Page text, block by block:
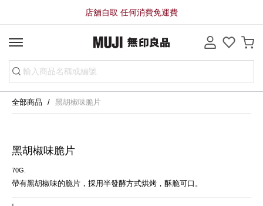
店舖自取 任何消費免運費
全部商品 黑胡椒味脆片
黑胡椒味脆片
70G.
帶有黑胡椒味的脆片，採用半發酵方式烘烤，酥脆可口。